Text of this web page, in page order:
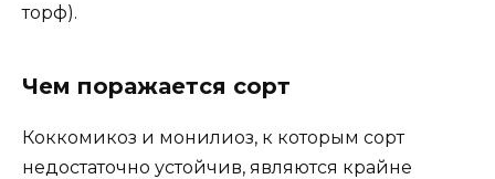
торф).
Чем поражается сорт
Коккомикоз и монилиоз, к которым сорт
недостаточно устойчив, являются крайне